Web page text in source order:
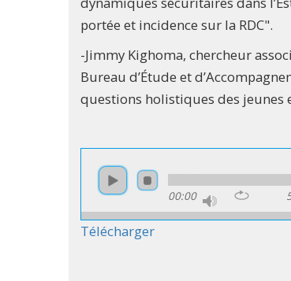
portée et incidence sur la RDC".
-Jimmy Kighoma, chercheur
Bureau d’Étude et
questions holistiques des jeunes
00:00
Télécharger